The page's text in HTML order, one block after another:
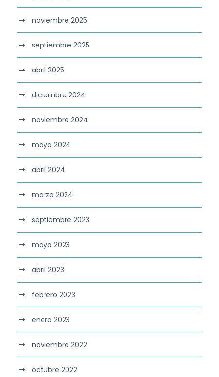
noviembre 2025
septiembre 2025
abril 2025
diciembre 2024
noviembre 2024
mayo 2024
abril 2024
marzo 2024
septiembre 2023
mayo 2023
abril 2023
febrero 2023
enero 2023
noviembre 2022
octubre 2022